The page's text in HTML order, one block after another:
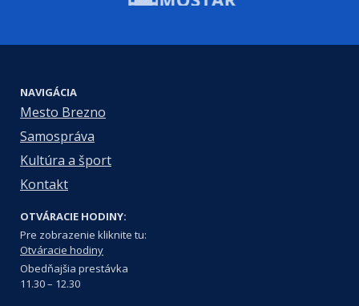
NAVIGÁCIA
Mesto Brezno
Samospráva
Kultúra a šport
Kontakt
OTVÁRACIE HODINY:
Pre zobrazenie kliknite tu:
Otváracie hodiny
Obedňajšia prestávka
11.30 – 12.30